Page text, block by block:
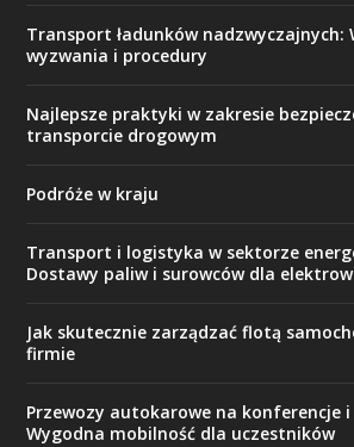
Transport ładunków nadzwyczajnych:
wyzwania i procedury
Najlepsze praktyki w zakresie
transporcie drogowym
Podróże w kraju
Transport i logistyka w sektorze
Dostawy paliw i surowców dla
Jak skutecznie zarządzać flotą
firmie
Przewozy autokarowe na konferencje
Wygodna mobilność dla uczestników